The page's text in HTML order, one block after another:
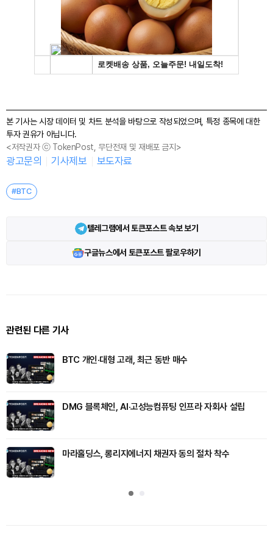
본 기사는 시장 데이터 및 차트 분석을 바탕으로 작성되었으며, 특정 종목에 대한
투자 권유가 아닙니다.
<저작권자 ⓒ TokenPost, 무단전재 및 재배포 금지>
광고문의 기사제보 보도자료
#BTC
텔레그램에서 토큰포스트 속보 보기
구글뉴스에서 토큰포스트 팔로우하기
관련된 다른 기사
BTC 개인·대형 고래, 최근 동반 매수
DMG 블록체인, AI·고성능컴퓨팅 인프라 자회사 설립
마라홀딩스, 롱리지에너지 채권자 동의 절차 착수